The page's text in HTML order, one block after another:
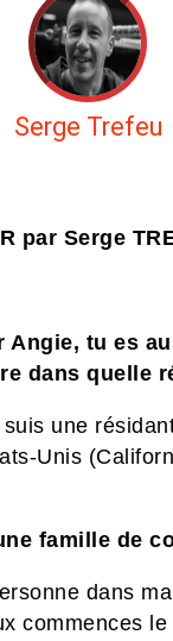
Serge Trefeu
par Serge
Angie, tu es
dans quelle
une
Unis
famille de
dans
commences